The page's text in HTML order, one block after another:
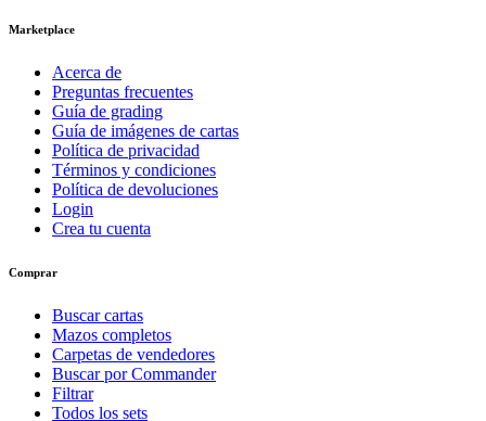
Marketplace
Acerca de
Preguntas frecuentes
Guía de grading
Guía de imágenes de cartas
Política de privacidad
Términos y condiciones
Política de devoluciones
Login
Crea tu cuenta
Comprar
Buscar cartas
Mazos completos
Carpetas de vendedores
Buscar por Commander
Filtrar
Todos los sets